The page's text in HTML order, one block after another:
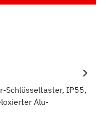
Schlüsseltaster, IP55,
Alu-